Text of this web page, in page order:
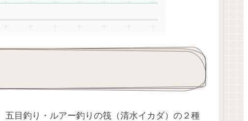
目釣り・ルアー釣りの筏（清水イカダ）の２種